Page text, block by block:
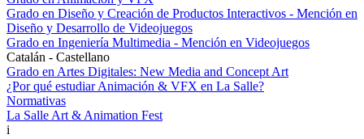
Grado en Diseño y Creación de Productos Interactivos - Mención en
Diseño y Desarrollo de Videojuegos
Grado en Ingeniería Multimedia - Mención en Videojuegos
Catalán - Castellano
Grado en Artes Digitales: New Media and Concept Art
¿Por qué estudiar Animación & VFX en La Salle?
Normativas
La Salle Art & Animation Fest
i